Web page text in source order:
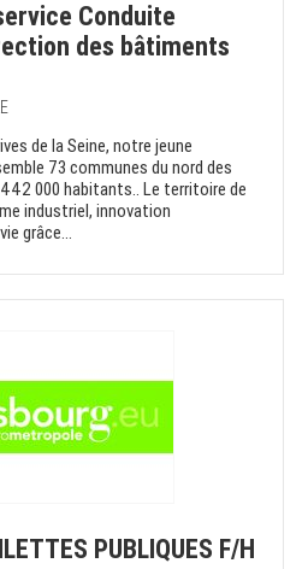
Conduite
des bâtiments
de la Seine, notre jeune
73 communes du nord des
000 habitants.. Le territoire de
industriel, innovation
grâce...
PUBLIQUES F/H